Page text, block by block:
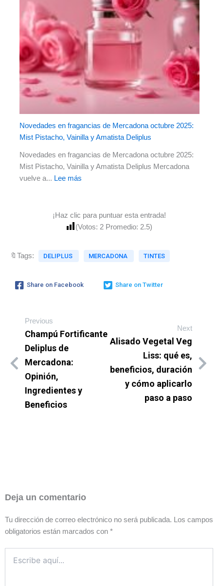
Novedades en fragancias de Mercadona octubre 2025:
Mist Pistacho, Vainilla y Amatista Deliplus
Novedades en fragancias de Mercadona octubre 2025:
Mist Pistacho, Vainilla y Amatista Deliplus Mercadona
vuelve a... Lee más
¡Haz clic para puntuar esta entrada!
(Votos: 2 Promedio: 2.5)
🔖Tags: DELIPLUS MERCADONA TINTES
Share on Facebook Share on Twitter
Previous
Champú Fortificante
Deliplus de
Mercadona:
Opinión,
Ingredientes y
Beneficios
Next
Alisado Vegetal Veg
Liss: qué es,
beneficios, duración
y cómo aplicarlo
paso a paso
Deja un comentario
Tu dirección de correo electrónico no será publicada.
Los campos
obligatorios están marcados con *
aquí...